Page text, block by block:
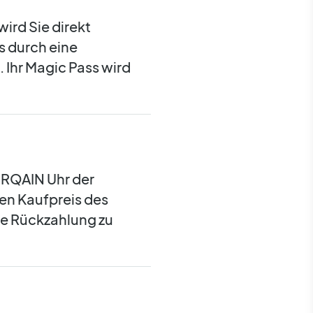
Sie direkt
durch eine
Magic Pass wird
Uhr der
Kaufpreis des
Rückzahlung zu